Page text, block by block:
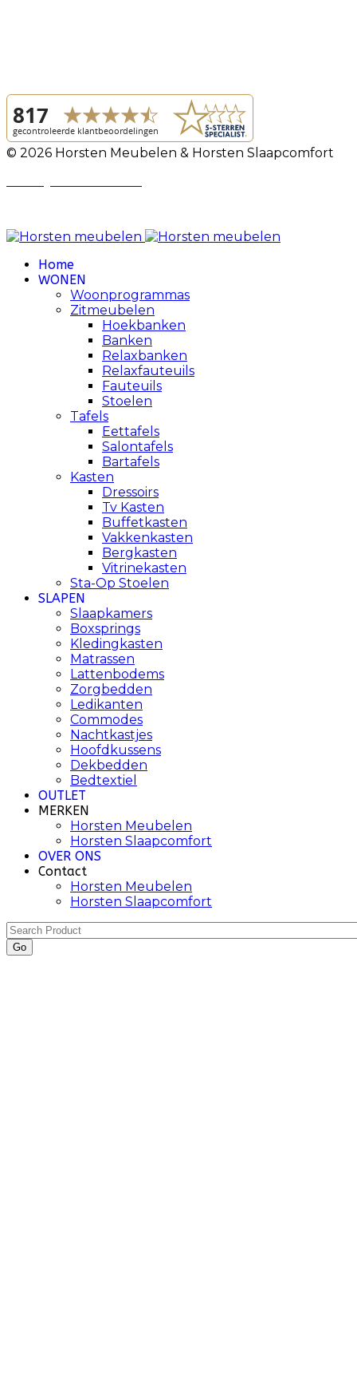
© 2026 Horsten Meubelen & Horsten Slaapcomfort
Home
WONEN
Woonprogrammas
Zitmeubelen
Hoekbanken
Banken
Relaxbanken
Relaxfauteuils
Fauteuils
Stoelen
Tafels
Eettafels
Salontafels
Bartafels
Kasten
Dressoirs
Tv Kasten
Buffetkasten
Vakkenkasten
Bergkasten
Vitrinekasten
Sta-Op Stoelen
SLAPEN
Slaapkamers
Boxsprings
Kledingkasten
Matrassen
Lattenbodems
Zorgbedden
Ledikanten
Commodes
Nachtkastjes
Hoofdkussens
Dekbedden
Bedtextiel
OUTLET
MERKEN
Horsten Meubelen
Horsten Slaapcomfort
OVER ONS
Contact
Horsten Meubelen
Horsten Slaapcomfort